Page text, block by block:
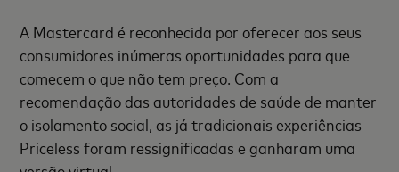
A Mastercard é reconhecida por oferecer aos seus
consumidores inúmeras oportunidades para que
comecem o que não tem preço. Com a
recomendação das autoridades de saúde de manter
o isolamento social, as já tradicionais experiências
Priceless foram ressignificadas e ganharam uma